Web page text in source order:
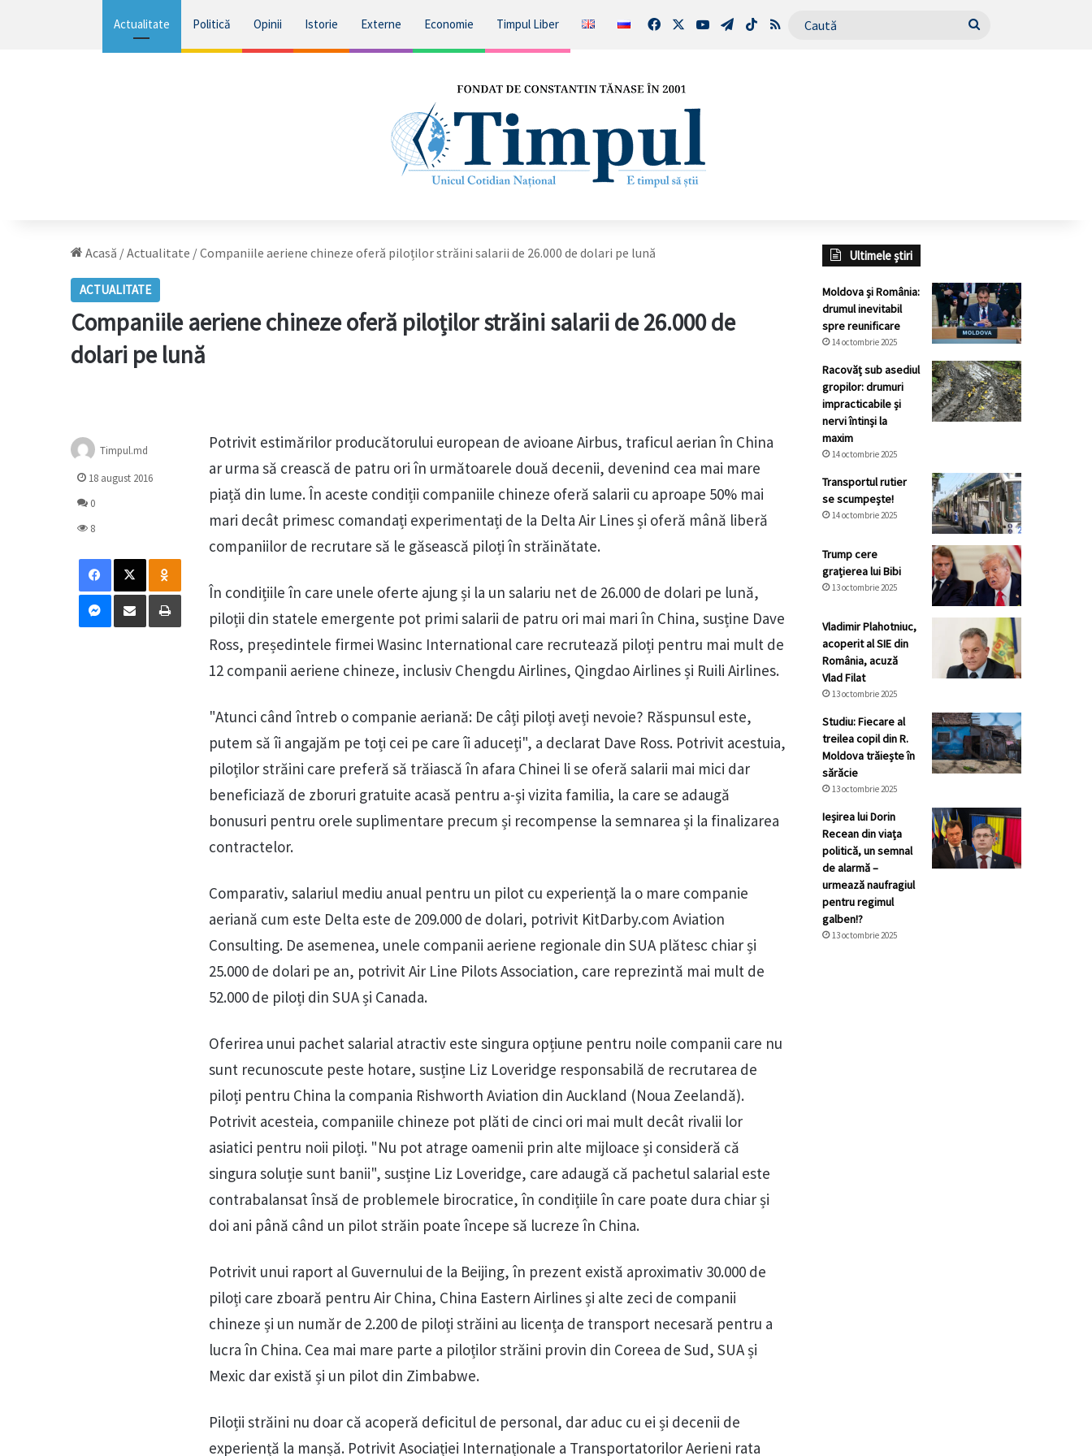
Actualitate Politică Opinii Istorie Externe Economie Timpul Liber FacebookYouTubeTelegram
TikTokRSS Caută
Acasă /Actualitate /Companiile aeriene chineze oferă piloților străini salarii de 26.000 de dolari pe lună
ACTUALITATE
Companiile aeriene chineze oferă piloților străini salarii de 26.000 de
dolari pe lună
Potrivit estimărilor producătorului european de avioane Airbus, traficul aerian în China
ar urma să crească de patru ori în următoarele două decenii, devenind cea mai mare
piață din lume. În aceste condiții companiile chineze oferă salarii cu aproape 50% mai
mari decât primesc comandați experimentați de la Delta Air Lines și oferă mână liberă
companiilor de recrutare să le găsească piloți în străinătate.
În condițiile în care unele oferte ajung și la un salariu net de 26.000 de dolari pe lună,
piloții din statele emergente pot primi salarii de patru ori mai mari în China, susține Dave
Ross, președintele firmei Wasinc International care recrutează piloți pentru mai mult de
12 companii aeriene chineze, inclusiv Chengdu Airlines, Qingdao Airlines și Ruili Airlines.
"Atunci când întreb o companie aeriană: De câți piloți aveți nevoie? Răspunsul este,
putem să îi angajăm pe toți cei pe care îi aduceți", a declarat Dave Ross. Potrivit acestuia,
piloților străini care preferă să trăiască în afara Chinei li se oferă salarii mai mici dar
beneficiază de zboruri gratuite acasă pentru a-și vizita familia, la care se adaugă
bonusuri pentru orele suplimentare precum și recompense la semnarea și la finalizarea
contractelor.
Comparativ, salariul mediu anual pentru un pilot cu experiență la o mare companie
aeriană cum este Delta este de 209.000 de dolari, potrivit KitDarby.com Aviation
Consulting. De asemenea, unele companii aeriene regionale din SUA plătesc chiar și
25.000 de dolari pe an, potrivit Air Line Pilots Association, care reprezintă mai mult de
52.000 de piloți din SUA și Canada.
Oferirea unui pachet salarial atractiv este singura opțiune pentru noile companii care nu
sunt recunoscute peste hotare, susține Liz Loveridge responsabilă de recrutarea de
piloți pentru China la compania Rishworth Aviation din Auckland (Noua Zeelandă).
Potrivit acesteia, companiile chineze pot plăti de cinci ori mai mult decât rivalii lor
asiatici pentru noii piloți. "Nu pot atrage oamenii prin alte mijloace și consideră că
singura soluție sunt banii", susține Liz Loveridge, care adaugă că pachetul salarial este
contrabalansat însă de problemele birocratice, în condițiile în care poate dura chiar și
doi ani până când un pilot străin poate începe să lucreze în China.
Potrivit unui raport al Guvernului de la Beijing, în prezent există aproximativ 30.000 de
piloți care zboară pentru Air China, China Eastern Airlines și alte zeci de companii
chineze și un număr de 2.200 de piloți străini au licența de transport necesară pentru a
lucra în China. Cea mai mare parte a piloților străini provin din Coreea de Sud, SUA și
Mexic dar există și un pilot din Zimbabwe.
Piloții străini nu doar că acoperă deficitul de personal, dar aduc cu ei și decenii de
experiență la manșă. Potrivit Asociației Internaționale a Transportatorilor Aerieni rata
Timpul.md
18 august 2016
0
8
Facebook
X Odnoklassniki
Messenger
Distribuie prin mail Tipărește
Ultimele știri
Moldova și România:
drumul inevitabil
spre reunificare
14 octombrie 2025
Racovăț sub asediul
gropilor: drumuri
impracticabile și
nervi întinși la
maxim
14 octombrie 2025
Transportul rutier
se scumpește!
14 octombrie 2025
Trump cere
grațierea lui Bibi
13 octombrie 2025
Vladimir Plahotniuc,
acoperit al SIE din
România, acuză
Vlad Filat
13 octombrie 2025
Studiu: Fiecare al
treilea copil din R.
Moldova trăiește în
sărăcie
13 octombrie 2025
Ieșirea lui Dorin
Recean din viața
politică, un semnal
de alarmă –
urmează naufragiul
pentru regimul
galben!?
13 octombrie 2025